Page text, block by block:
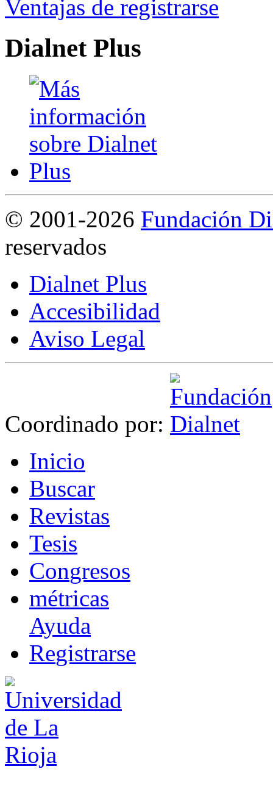
Ventajas de registrarse
Dialnet Plus
© 2001-2026 Fundación
reservados
Dialnet Plus
Accesibilidad
Aviso Legal
Coordinado por:
Inicio
Buscar
Revistas
Tesis
Congresos
métricas
Ayuda
Registrarse